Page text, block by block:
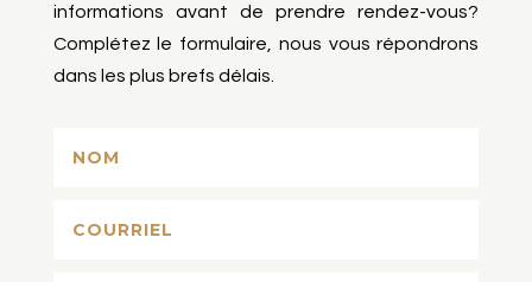
informations avant de prendre rendez-vous?
Complétez le formulaire, nous vous répondrons
dans les plus brefs délais.